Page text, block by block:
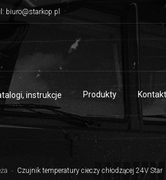
biuro@starkop.pl
instrukcje Produkty Kontakt
Czujnik temperatury cieczy chłodzącej 24V Star